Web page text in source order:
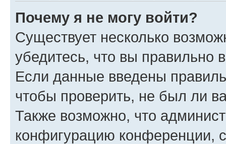
Почему я не могу войти?
Существует несколько
убедитесь, что вы правильно
Если данные введены
чтобы проверить, не был ли
Также возможно, что
конфигурацию конференции,